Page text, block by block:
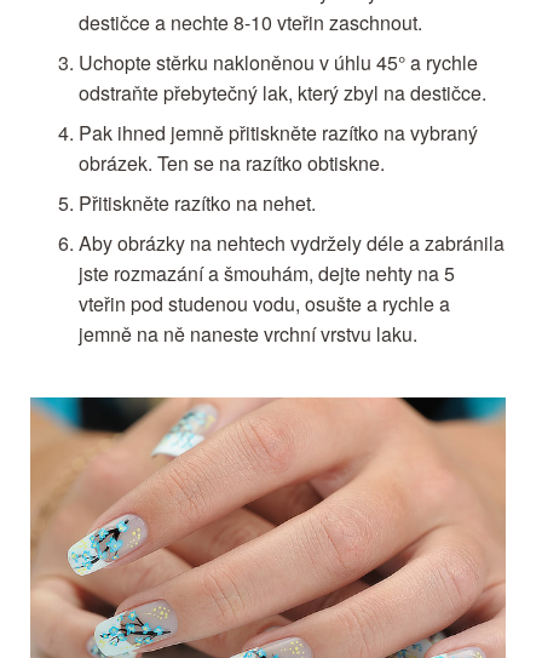
destičce a nechte 8-10 vteřin zaschnout.
Uchopte stěrku nakloněnou v úhlu 45° a rychle
odstraňte přebytečný lak, který zbyl na destičce.
Pak ihned jemně přitiskněte razítko na vybraný
obrázek. Ten se na razítko obtiskne.
Přitiskněte razítko na nehet.
Aby obrázky na nehtech vydržely déle a zabránila
jste rozmazání a šmouhám, dejte nehty na 5
vteřin pod studenou vodu, osušte a rychle a
jemně na ně naneste vrchní vrstvu laku.